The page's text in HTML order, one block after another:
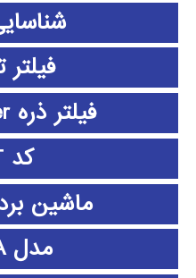
فیلتر ذره particle filter
کد SIFT
ماشین
مدل ARIMA